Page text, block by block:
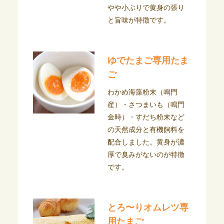
やや小ぶりで黄身の張り
と旨味が特徴です。
ゆでたまご専用たま
ご
わかめ海藻粉末（鳴門
産）・さつまいも（鳴門
金時）・すだち粉末など
の天然成分と有機飼料を
配合しました。黄身が濃
厚で臭みがないのが特徴
です。
とろ〜りオムレツ専
用たまご